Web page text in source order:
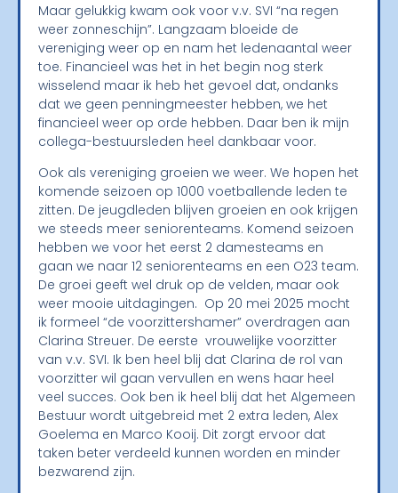
Maar gelukkig kwam ook voor v.v. SVI “na regen
weer zonneschijn”. Langzaam bloeide de
vereniging weer op en nam het ledenaantal weer
toe. Financieel was het in het begin nog sterk
wisselend maar ik heb het gevoel dat, ondanks
dat we geen penningmeester hebben, we het
financieel weer op orde hebben. Daar ben ik mijn
collega-bestuursleden heel dankbaar voor.
Ook als vereniging groeien we weer. We hopen het
komende seizoen op 1000 voetballende leden te
zitten. De jeugdleden blijven groeien en ook krijgen
we steeds meer seniorenteams. Komend seizoen
hebben we voor het eerst 2 damesteams en
gaan we naar 12 seniorenteams en een O23 team.
De groei geeft wel druk op de velden, maar ook
weer mooie uitdagingen. Op 20 mei 2025 mocht
ik formeel “de voorzittershamer” overdragen aan
Clarina Streuer. De eerste vrouwelijke voorzitter
van v.v. SVI. Ik ben heel blij dat Clarina de rol van
voorzitter wil gaan vervullen en wens haar heel
veel succes. Ook ben ik heel blij dat het Algemeen
Bestuur wordt uitgebreid met 2 extra leden, Alex
Goelema en Marco Kooij. Dit zorgt ervoor dat
taken beter verdeeld kunnen worden en minder
bezwarend zijn.